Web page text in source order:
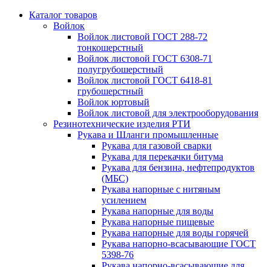
Каталог товаров
Войлок
Войлок листовой ГОСТ 288-72
тонкошерстный
Войлок листовой ГОСТ 6308-71
полугрубошерстный
Войлок листовой ГОСТ 6418-81
грубошерстный
Войлок юртовый
Войлок листовой для электрооборудования
Резинотехнические изделия РТИ
Рукава и Шланги промышленные
Рукава для газовой сварки
Рукава для перекачки битума
Рукава для бензина, нефтепродуктов
(МБС)
Рукава напорные с нитяным
усилением
Рукава напорные для воды
Рукава напорные пищевые
Рукава напорные для воды горячей
Рукава напорно-всасывающие ГОСТ
5398-76